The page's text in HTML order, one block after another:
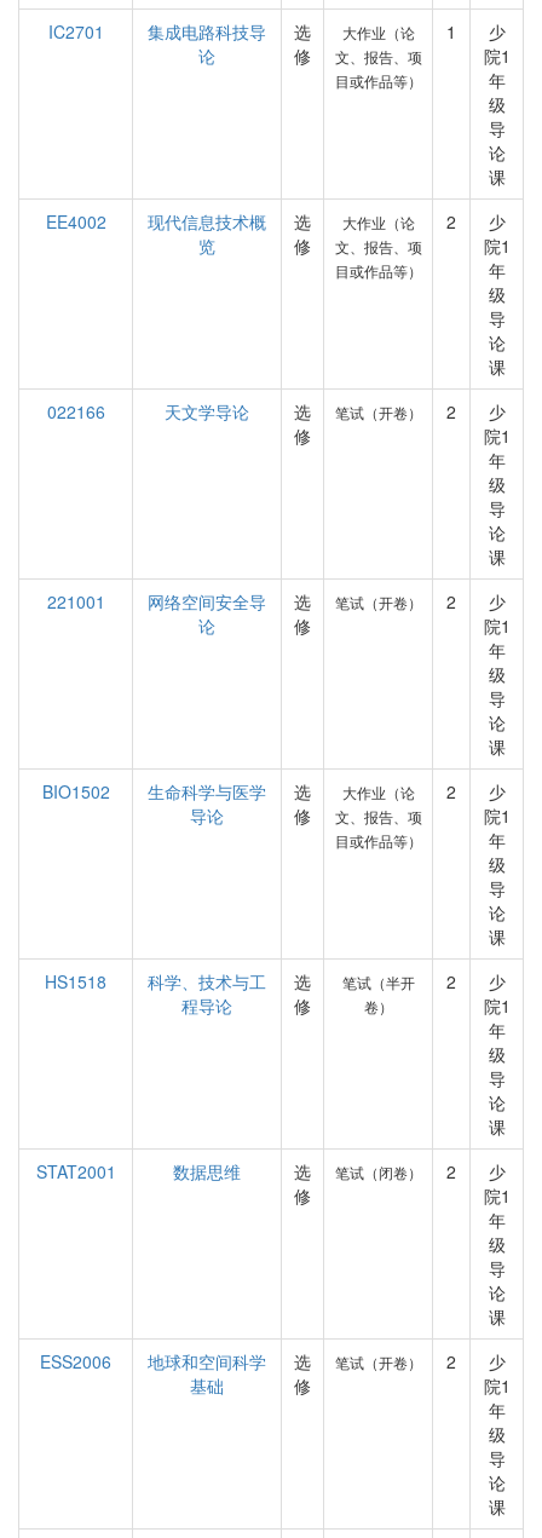
IC2701
集成电路科技导
论
选
修
大作业（论
文、报告、项
目或作品等）
1
少
院1
年
级
导
论
课
EE4002
现代信息技术概
览
选
修
大作业（论
文、报告、项
目或作品等）
2
少
院1
年
级
导
论
课
022166
天文学导论
选
修
笔试（开卷） 2
少
院1
年
级
导
论
课
221001
网络空间安全导
论
选
修
笔试（开卷） 2
少
院1
年
级
导
论
课
BIO1502
生命科学与医学
导论
选
修
大作业（论
文、报告、项
目或作品等）
2
少
院1
年
级
导
论
课
HS1518
科学、技术与工
程导论
选
修
笔试（半开
卷）
2
少
院1
年
级
导
论
课
STAT2001
数据思维
选
修
笔试（闭卷） 2
少
院1
年
级
导
论
课
ESS2006
地球和空间科学
基础
选
修
笔试（开卷） 2
少
院1
年
级
导
论
课